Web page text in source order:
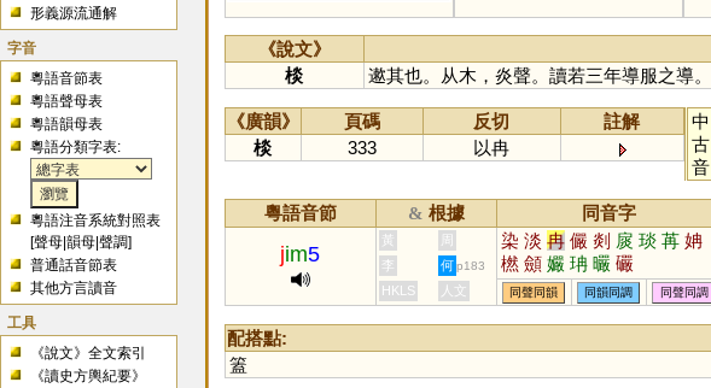
形義源流通解
字音
粵語音節表
粵語聲母表
粵語韻母表
粵語分類字表:
粵語注音系統對照表
[聲母 |韻母 |聲調]
普通話音節表
其他方言讀音
工具
《說文》全文索引
《讀史方輿紀要》
《說文》
棪
遬其也。从木，炎聲。讀若三年導服之導。
《廣韻》 頁碼 反切
註解
棪
333 以冉
中
古
音
粵語音節 & 根據 同音字
jim5
黃 周 染 淡 冉 儼 剡 扊 琰 苒 姌
橪 顩 孍 珃 曮 礹
李 何 p183
HKLS 人文 同聲同韻 同韻同調 同聲同調
配搭點:
篕